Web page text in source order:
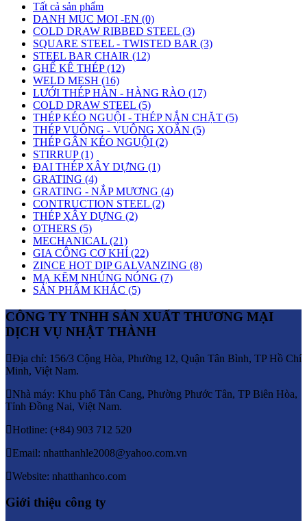
Tất cả sản phẩm
DANH MUC MOI -EN (0)
COLD DRAW RIBBED STEEL (3)
SQUARE STEEL - TWISTED BAR (3)
STEEL BAR CHAIR (12)
GHẾ KÊ THÉP (12)
WELD MESH (16)
LƯỚI THÉP HÀN - HÀNG RÀO (17)
COLD DRAW STEEL (5)
THÉP KÉO NGUỘI - THÉP NẮN CHẶT (5)
THÉP VUÔNG - VUÔNG XOẮN (5)
THÉP GÂN KÉO NGUỘI (2)
STIRRUP (1)
ĐAI THÉP XÂY DỰNG (1)
GRATING (4)
GRATING - NẮP MƯƠNG (4)
CONTRUCTION STEEL (2)
THÉP XÂY DỰNG (2)
OTHERS (5)
MECHANICAL (21)
GIA CÔNG CƠ KHÍ (22)
ZINCE HOT DIP GALVANZING (8)
MẠ KẼM NHÚNG NÓNG (7)
SẢN PHẨM KHÁC (5)
CÔNG TY TNHH SẢN XUẤT THƯƠNG MẠI
DỊCH VỤ NHẬT THÀNH
Địa chỉ: 156/3 Cộng Hòa, Phường 12, Quận Tân Bình, TP Hồ Chí
Minh, Việt Nam.
Nhà máy: Khu phố Tân Cang, Phường Phước Tân, TP Biên Hòa,
Tỉnh Đồng Nai, Việt Nam.
Hotline: (+84) 903 712 520
Email: nhatthanhle2008@yahoo.com.vn
Website: nhatthanhco.com
Giới thiệu công ty